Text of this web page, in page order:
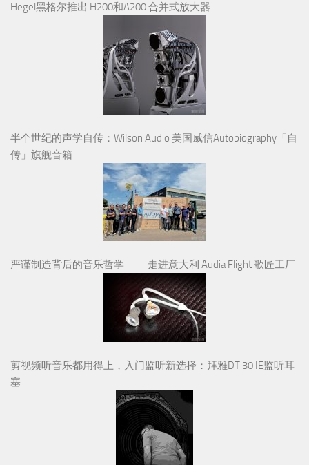
Hegel黑格尔推出 H200和A200 合并式放大器
半个世纪的声学自传：Wilson Audio 美国威信Autobiography「自
传」旗舰音箱
严谨制造背后的音乐哲学——走进意大利 Audia Flight 歌匠工厂
剪视频听音乐都用得上，入门监听新选择：拜雅DT 30 IE监听耳
塞